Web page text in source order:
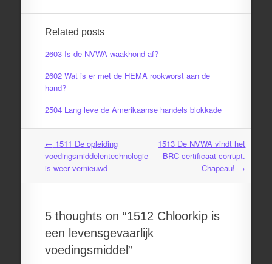
Related posts
2603 Is de NVWA waakhond af?
2602 Wat is er met de HEMA rookworst aan de
hand?
2504 Lang leve de Amerikaanse handels blokkade
Post
navigation
← 1511 De opleiding
voedingsmiddelentechnologie
is weer vernieuwd
1513 De NVWA vindt het
BRC certificaat corrupt.
Chapeau! →
5 thoughts on “1512 Chloorkip is
een levensgevaarlijk
voedingsmiddel”